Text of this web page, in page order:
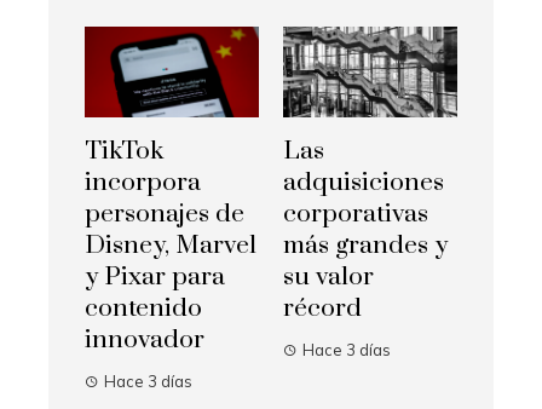
TikTok
incorpora
personajes de
Disney, Marvel
y Pixar para
contenido
innovador
Hace 3 días
Las
adquisiciones
corporativas
más grandes y
su valor
récord
Hace 3 días